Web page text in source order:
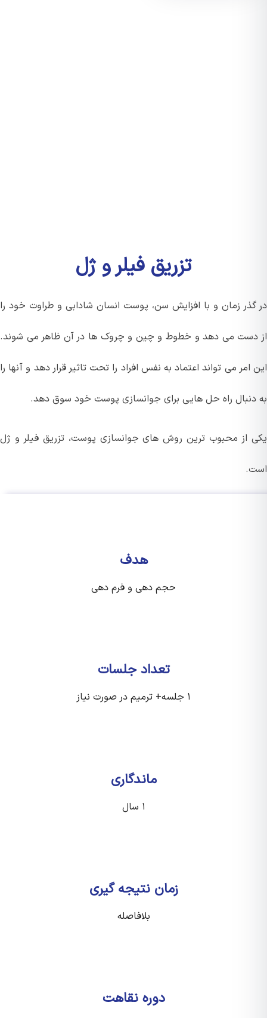
تزریق فیلر و ژل
زمان و با افزایش سن، پوست انسان شادابی و طراوت خود را
می دهد و خطوط و چین و چروک ها در آن ظاهر می شوند.
امر می تواند اعتماد به نفس افراد را تحت تاثیر قرار دهد و آنها را
راه حل هایی برای جوانسازی پوست خود سوق دهد.
از محبوب ترین روش های جوانسازی پوست، تزریق فیلر و ژل
هدف
حجم دهی و فرم دهی
تعداد جلسات
ماندگاری
زمان نتیجه گیری
بلافاصله
دوره نقاهت